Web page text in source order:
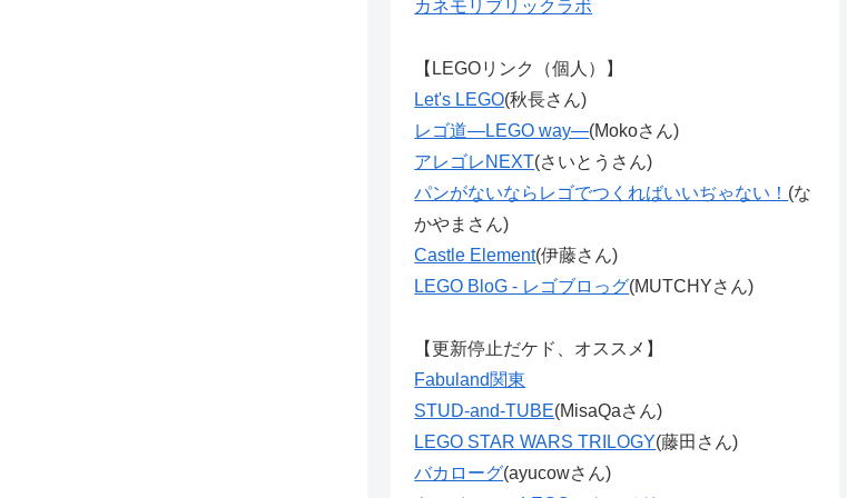
カネモリブリックラボ
【LEGOリンク（個人）】
Let's LEGO(秋長さん)
レゴ道―LEGO way―(Mokoさん)
アレゴレNEXT(さいとうさん)
パンがないならレゴでつくればいいぢゃない！ (な
かやまさん)
Castle Element(伊藤さん)
LEGO BloG - レゴブロっグ(MUTCHYさん)
【更新停止だケド、オススメ】
Fabuland関東
STUD-and-TUBE(MisaQaさん)
LEGO STAR WARS TRILOGY(藤田さん)
バカローグ(ayucowさん)